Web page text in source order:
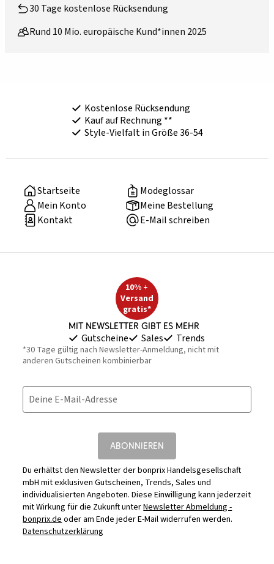
30 Tage kostenlose Rücksendung
Rund 10 Mio. europäische Kund*innen 2025
Kostenlose Rücksendung
Kauf auf Rechnung **
Style-Vielfalt in Größe 36-54
Startseite
Modeglossar
Mein Konto
Meine Bestellung
Kontakt
E-Mail schreiben
10% +
Versand
gratis*
Mit Newsletter gibt es mehr
Gutscheine Sales Trends
*30 Tage gültig nach Newsletter-Anmeldung, nicht mit
anderen Gutscheinen kombinierbar
Deine E-Mail-Adresse
ABONNIEREN
Du erhältst den Newsletter der bonprix Handelsgesellschaft
mbH mit exklusiven Gutscheinen, Trends, Sales und
individualisierten Angeboten. Diese Einwilligung kann jederzeit
mit Wirkung für die Zukunft unterNewsletter Abmeldung -
bonprix.deoder am Ende jeder E-Mail widerrufen werden.
Datenschutzerklärung